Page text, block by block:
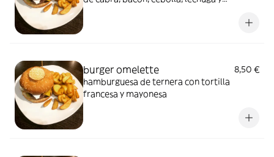
burger omelette
8,50 €
hamburguesa de ternera con tortilla
francesa y mayonesa